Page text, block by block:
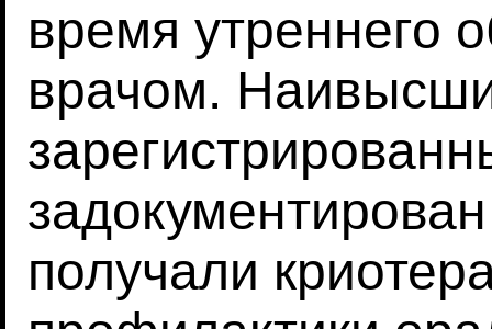
время утреннего
врачом.
получали